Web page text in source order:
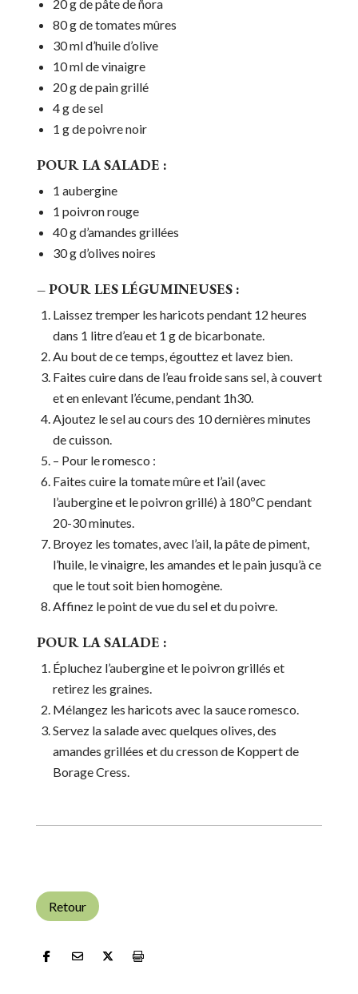
20 g de pâte de ñora
80 g de tomates mûres
30 ml d’huile d’olive
10 ml de vinaigre
20 g de pain grillé
4 g de sel
1 g de poivre noir
POUR LA SALADE :
1 aubergine
1 poivron rouge
40 g d’amandes grillées
30 g d’olives noires
– POUR LES LÉGUMINEUSES :
Laissez tremper les haricots pendant 12 heures
dans 1 litre d’eau et 1 g de bicarbonate.
Au bout de ce temps, égouttez et lavez bien.
Faites cuire dans de l’eau froide sans sel, à couvert
et en enlevant l’écume, pendant 1h30.
Ajoutez le sel au cours des 10 dernières minutes
de cuisson.
– Pour le romesco :
Faites cuire la tomate mûre et l’ail (avec
l’aubergine et le poivron grillé) à 180ºC pendant
20-30 minutes.
Broyez les tomates, avec l’ail, la pâte de piment,
l’huile, le vinaigre, les amandes et le pain jusqu’à ce
que le tout soit bien homogène.
Affinez le point de vue du sel et du poivre.
POUR LA SALADE :
Épluchez l’aubergine et le poivron grillés et
retirez les graines.
Mélangez les haricots avec la sauce romesco.
Servez la salade avec quelques olives, des
amandes grillées et du cresson de Koppert de
Borage Cress.
Retour